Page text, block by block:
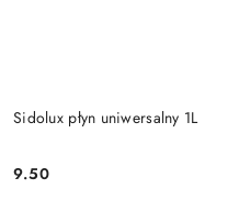
Sidolux płyn uniwersalny 1L
Cena:
9.50